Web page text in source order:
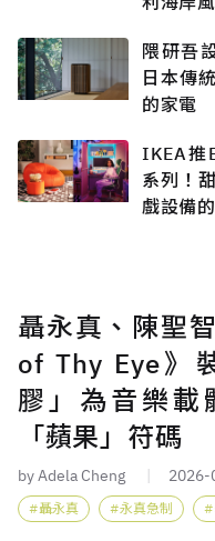
隈研吾
日本傳
的家電
IKEA推
系列！
戲設備
聶永真、陳聖
of Thy Eye》
膠」為音樂載
「蘋果」符碼
by Adela Cheng
聶永真 永真急制